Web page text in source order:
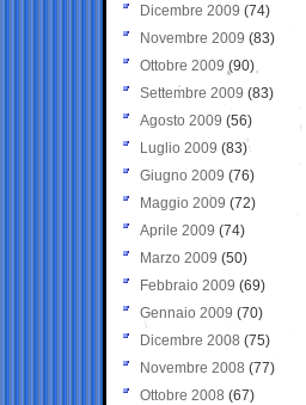
Dicembre 2009 (74)
Novembre 2009 (83)
Ottobre 2009 (90)
Settembre 2009 (83)
Agosto 2009 (56)
Luglio 2009 (83)
Giugno 2009 (76)
Maggio 2009 (72)
Aprile 2009 (74)
Marzo 2009 (50)
Febbraio 2009 (69)
Gennaio 2009 (70)
Dicembre 2008 (75)
Novembre 2008 (77)
Ottobre 2008 (67)